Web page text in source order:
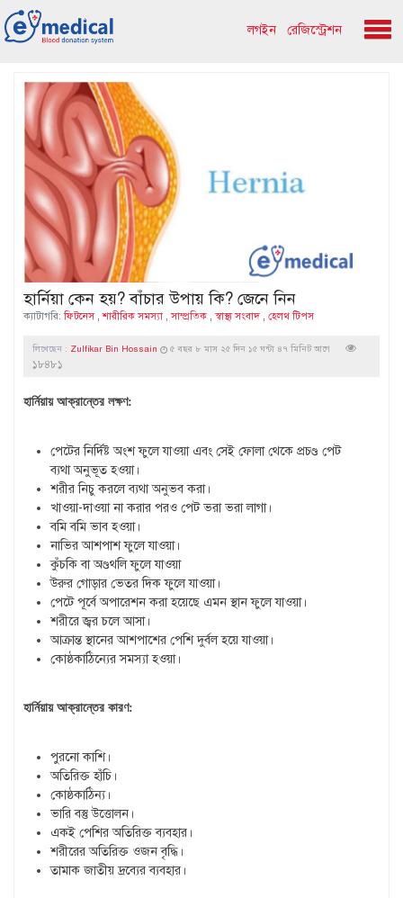
লগইন রেজিস্ট্রেশন
হার্নিয়া কেন হয়? বাঁচার উপায় কি? জেনে নিন
ক্যাটাগরি:ফিটনেস,শারীরিক সমস্যা,সাম্প্রতিক স্বাস্থ্য সংবাদ হেলথ টিপস
লিখেছেন : Zulfikar Bin Hossain ৫ বছর ৮ মাস ২৫ দিন ১৫ ঘন্টা ৪৭ মিনিট আগে
১৮৪৮১
হার্নিয়ায় আক্রান্তের লক্ষণ:
পেটের নির্দিষ্ট অংশ ফুলে যাওয়া এবং সেই ফোলা থেকে প্রচণ্ড পেট
ব্যথা অনুভূত হওয়া।
শরীর নিচু করলে ব্যথা অনুভব করা।
খাওয়া-দাওয়া না করার পরও পেট ভরা ভরা লাগা।
বমি বমি ভাব হওয়া।
নাভির আশপাশ ফুলে যাওয়া।
কুঁচকি বা অণ্ডথলি ফুলে যাওয়া
উরুর গোড়ার ভেতর দিক ফুলে যাওয়া।
পেটে পূর্বে অপারেশন করা হয়েছে এমন স্থান ফুলে যাওয়া।
শরীরে জ্বর চলে আসা।
আক্রান্ত স্থানের আশপাশের পেশি দুর্বল হয়ে যাওয়া।
কোষ্ঠকাঠিন্যের সমস্যা হওয়া।
হার্নিয়ায় আক্রান্তের কারণ:
পুরনো কাশি।
অতিরিক্ত হাঁচি।
কোষ্ঠকাঠিন্য।
ভারি বস্তু উত্তোলন।
একই পেশির অতিরিক্ত ব্যবহার।
শরীরের অতিরিক্ত ওজন বৃদ্ধি।
তামাক জাতীয় দ্রব্যের ব্যবহার।